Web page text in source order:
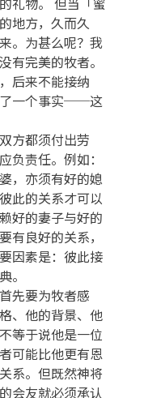
地方，久而久
。为甚么呢？我
有完美的牧者。
后来不能接纳
了一个事实──这
方都须付出劳
负责任。例如：
，亦须有好的媳
此的关系才可以
好的妻子与好的
有良好的关系，
因素是：彼此接
。
先要为牧者感
、他的背景、他
等于说他是一位
可能比他更有恩
系。但既然神将
会友就必须承认